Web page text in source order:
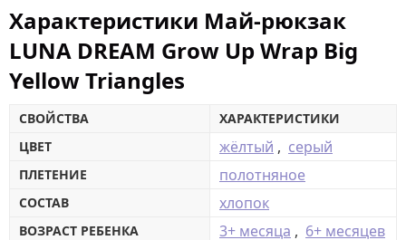
Характеристики Май-рюкзак
LUNA DREAM Grow Up Wrap Big
Yellow Triangles
СВОЙСТВА
ХАРАКТЕРИСТИКИ
ЦВЕТ
жёлтый , серый
ПЛЕТЕНИЕ полотняное
СОСТАВ хлопок
ВОЗРАСТ РЕБЕНКА 3+ месяца , 6+ месяцев